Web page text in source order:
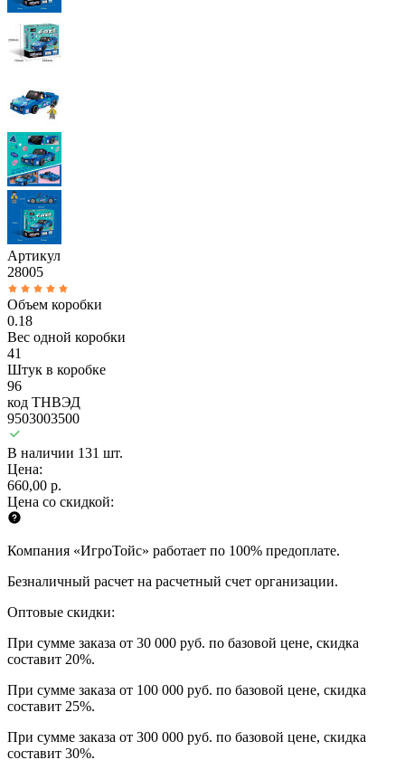
Артикул
28005
Объем коробки
0.18
Вес одной коробки
41
Штук в коробке
96
код ТНВЭД
9503003500
В наличии 131 шт.
Цена:
660,00 р.
Цена со скидкой:
Компания «ИгроТойс» работает по 100% предоплате.
Безналичный расчет на расчетный счет организации.
Оптовые скидки:
При сумме заказа от 30 000 руб. по базовой цене, скидка
составит 20%.
При сумме заказа от 100 000 руб. по базовой цене, скидка
составит 25%.
При сумме заказа от 300 000 руб. по базовой цене, скидка
составит 30%.